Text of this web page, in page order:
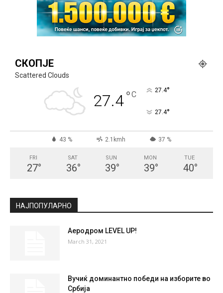
СКОПЈЕ
Scattered Clouds
27.4°C 27.4°
27.4°
43 % 2.1kmh 37 %
FRI
27°
SAT
36°
SUN
39°
MON
39°
TUE
40°
НАЈПОПУЛАРНО
Аеродром LEVEL UP!
March 31, 2021
Вучиќ доминантно победи на изборите во
Србија